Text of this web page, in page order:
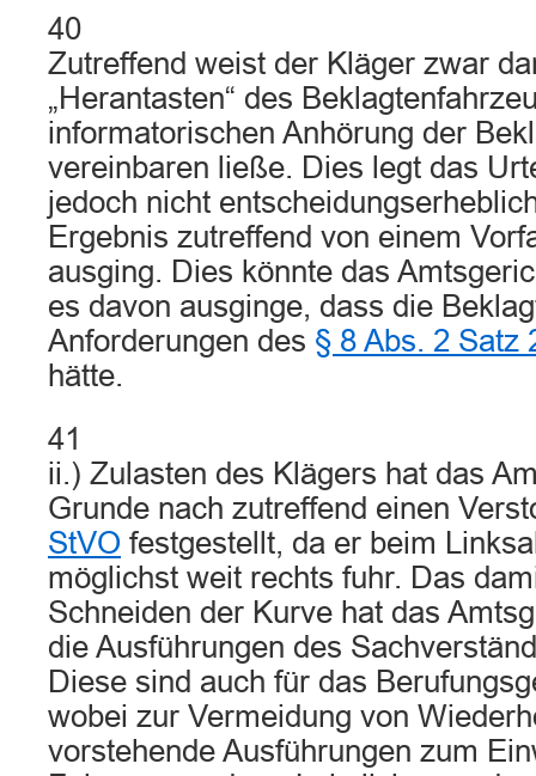
40
Zutreffend weist der Kläger zwar
„Herantasten“ des
informatorischen Anhörung der
vereinbaren ließe. Dies legt das
jedoch nicht
Ergebnis zutreffend von einem
ausging. Dies könnte das
es davon ausginge, dass die
Anforderungen des § 8 Abs. 2 Satz
hätte.
41
ii.) Zulasten des Klägers hat das
Grunde nach zutreffend einen
StVO festgestellt, da er beim
möglichst weit rechts fuhr. Das
Schneiden der Kurve hat das
die Ausführungen des
Diese sind auch für das
wobei zur Vermeidung von
vorstehende Ausführungen zum